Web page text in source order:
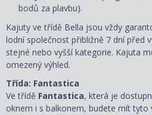
bodů za plavbu).
Kajuty ve třídě Bella jsou vždy
lodní společnost přibližně 7 dní před
stejné nebo vyšší kategorie. Kajuta
omezený výhled.
Třída: Fantastica
Ve třídě Fantastica, která je
oknem i s balkonem, budete mít tyto